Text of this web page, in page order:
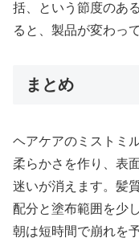
括、という節度のあ
ると、製品が変わっ
まとめ
ヘアケアのミストミ
柔らかさを作り、表
迷いが消えます。髪
配分と塗布範囲を少
朝は短時間で崩れを